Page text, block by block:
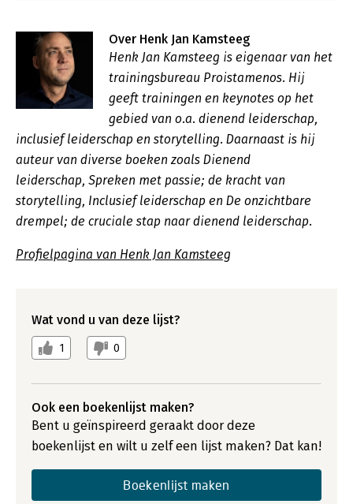
Over Henk Jan Kamsteeg
Henk Jan Kamsteeg is eigenaar van het
trainingsbureau Proistamenos. Hij
geeft trainingen en keynotes op het
gebied van o.a. dienend leiderschap,
inclusief leiderschap en storytelling. Daarnaast is hij
auteur van diverse boeken zoals Dienend
leiderschap, Spreken met passie; de kracht van
storytelling, Inclusief leiderschap en De onzichtbare
drempel; de cruciale stap naar dienend leiderschap.
Profielpagina van Henk Jan Kamsteeg
Wat vond u van deze lijst?
1 0
Ook een boekenlijst maken?
Bent u geïnspireerd geraakt door deze
boekenlijst en wilt u zelf een lijst maken? Dat kan!
Boekenlijst maken